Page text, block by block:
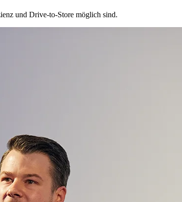
und Drive-to-Store möglich sind.